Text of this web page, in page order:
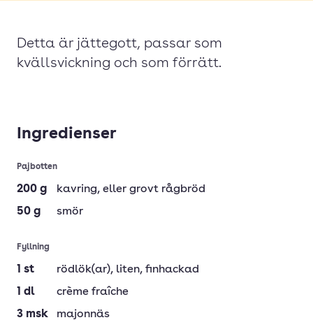
Detta är jättegott, passar som
kvällsvickning och som förrätt.
Ingredienser
Pajbotten
200 g kavring, eller grovt rågbröd
50 g smör
Fyllning
1 st rödlök(ar), liten, finhackad
1 dl
crème fraîche
3 msk
majonnäs